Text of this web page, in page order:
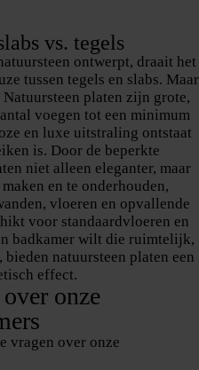
vs. tegels
ontwerpt, draait het
tussen tegels en slabs. Maar
platen zijn grote,
voegen tot een minimum
en luxe uitstraling ontstaat
is. Door de beperkte
niet alleen eleganter, maar
en te onderhouden,
vloeren en opvallende
voor standaardvloeren en
badkamer wilt die ruimtelijk,
natuursteen platen een
effect.
onze
vragen over onze